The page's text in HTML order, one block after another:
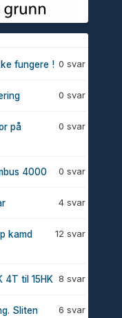
0 svar
fungere !
0 svar
0 svar
på
0 svar
4000
4 svar
12 svar
kamd
8 svar
4T til 15HK
6 svar
Sliten